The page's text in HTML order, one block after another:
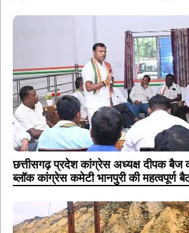
छत्तीसगढ़ प्रदेश कांग्रेस अध्यक्ष दीपक बैज
ब्लॉक कांग्रेस कमेटी भानपुरी की महत्वपूर्ण